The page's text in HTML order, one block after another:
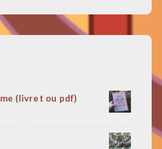
(livret ou pdf)